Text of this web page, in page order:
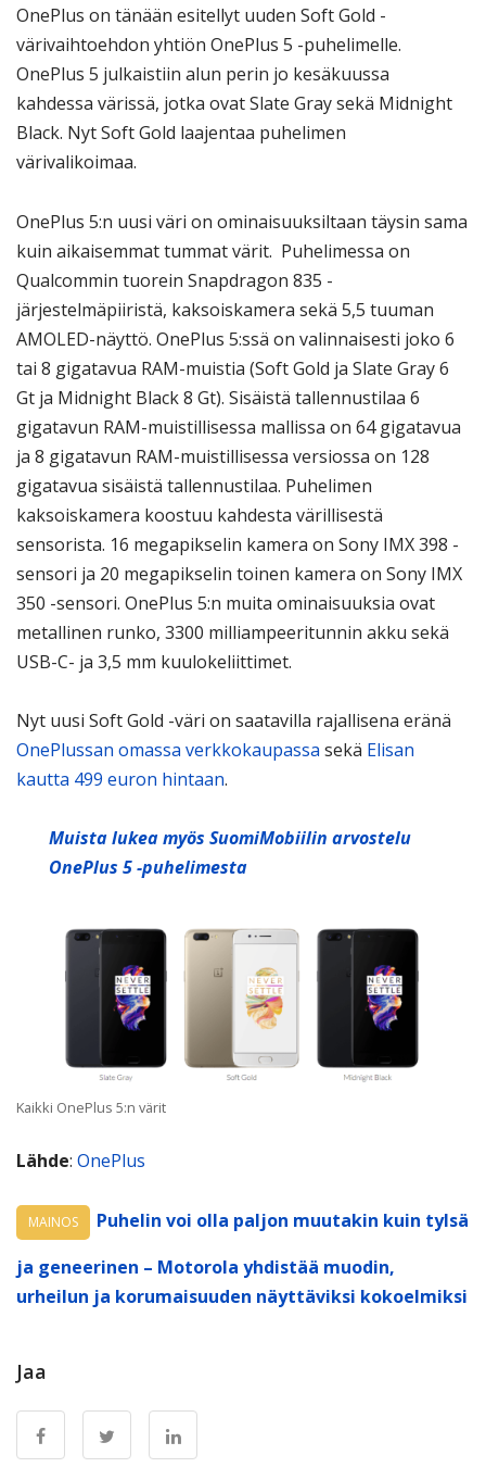
OnePlus on tänään esitellyt uuden Soft Gold -
värivaihtoehdon yhtiön OnePlus 5 -puhelimelle.
OnePlus 5 julkaistiin alun perin jo kesäkuussa
kahdessa värissä, jotka ovat Slate Gray sekä Midnight
Black. Nyt Soft Gold laajentaa puhelimen
värivalikoimaa.
OnePlus 5:n uusi väri on ominaisuuksiltaan täysin sama
kuin aikaisemmat tummat värit. Puhelimessa on
Qualcommin tuorein Snapdragon 835 -
järjestelmäpiiristä, kaksoiskamera sekä 5,5 tuuman
AMOLED-näyttö. OnePlus 5:ssä on valinnaisesti joko 6
tai 8 gigatavua RAM-muistia (Soft Gold ja Slate Gray 6
Gt ja Midnight Black 8 Gt). Sisäistä tallennustilaa 6
gigatavun RAM-muistillisessa mallissa on 64 gigatavua
ja 8 gigatavun RAM-muistillisessa versiossa on 128
gigatavua sisäistä tallennustilaa. Puhelimen
kaksoiskamera koostuu kahdesta värillisestä
sensorista. 16 megapikselin kamera on Sony IMX 398 -
sensori ja 20 megapikselin toinen kamera on Sony IMX
350 -sensori. OnePlus 5:n muita ominaisuuksia ovat
metallinen runko, 3300 milliampeeritunnin akku sekä
USB-C- ja 3,5 mm kuulokeliittimet.
Nyt uusi Soft Gold -väri on saatavilla rajallisena eränä
OnePlussan omassa verkkokaupassa sekä Elisan
kautta 499 euron hintaan.
Muista lukea myös SuomiMobiilin arvostelu
OnePlus 5 -puhelimesta
Kaikki OnePlus 5:n värit
Lähde: OnePlus
MAINOS
Puhelin voi olla paljon muutakin kuin tylsä
ja geneerinen – Motorola yhdistää muodin,
urheilun ja korumaisuuden näyttäviksi kokoelmiksi
Jaa